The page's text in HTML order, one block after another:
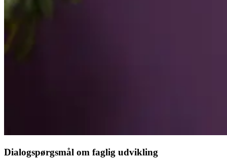
Dialogspørgsmål om faglig udvikling